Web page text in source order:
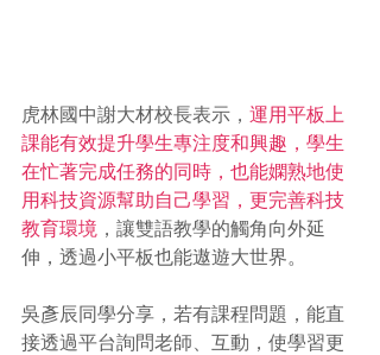
虎林國中謝大材校長表示， 運用平板上
課能有效提升學生專注度和興趣，學生
在忙著完成任務的同時，也能嫻熟地使
用科技資源幫助自己學習，更完善科技
教育環境 ，讓雙語教學的觸角向外延
伸，透過小平板也能遨遊大世界。
吳彥辰同學分享，若有課程問題，能直
接透過平台詢問老師、互動，使學習更